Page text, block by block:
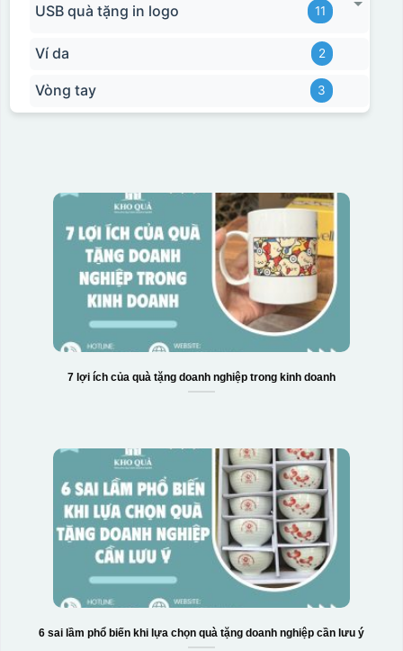
USB quà tặng in logo 11
Ví da 2
Vòng tay 3
7 lợi ích của quà tặng doanh nghiệp trong kinh doanh
6 sai lầm phổ biến khi lựa chọn quà tặng doanh nghiệp cần lưu ý